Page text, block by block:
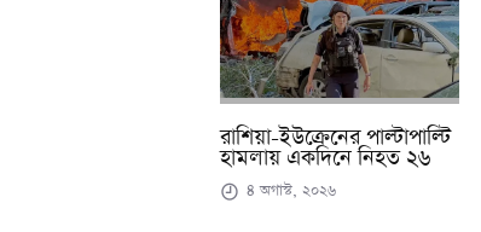
রাশিয়া-ইউক্রেনের পাল্টাপাল্টি
হামলায় একদিনে নিহত ২৬
৪ অগাস্ট, ২০২৬